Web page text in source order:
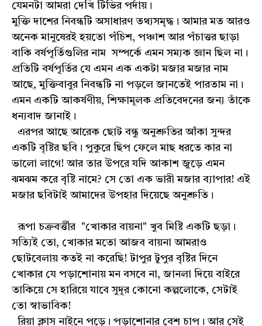
যেমনটা আমরা দেখি টিভির পর্দায়।
মুক্তি দাশের নিবন্ধটি অসাধারণ তথ্যসমৃদ্ধ। আমার মত আরও
অনেক মানুষেরই হয়তো পঁচিশ, পঞ্চাশ আর পঁচাত্তর ছাড়া
বাকি বর্ষপূর্তিগুলির নাম সম্পর্কে এমন সম্যক জ্ঞান ছিল না।
প্রতিটি বর্ষপূর্তির যে এমন এক একটা মজার মজার নাম
আছে, মুক্তিবাবুর নিবন্ধটি না পড়লে জানতেই পারতাম না।
এমন একটি আকর্ষণীয়, শিক্ষামূলক প্রতিবেদনের জন্য তাঁকে
ধন্যবাদ জানাই।
এরপর আছে আরেক ছোট বন্ধু অনুশ্রুতির আঁকা সুন্দর
একটি বৃষ্টির ছবি। পুকুরে ছিপ ফেলে মাছ ধরতে কার না
ভালো লাগে! আর তার উপরে যদি আকাশ জুড়ে এমন
ঝমঝম করে বৃষ্টি নামে? সে তো এক ভারী মজার ব্যাপার! এই
মজার ছবিটাই আমাদের উপহার দিয়েছে অনুশ্রুতি।
রূপা চক্রবর্ত্তীর "খোকার বায়না" খুব মিষ্টি একটি ছড়া।
সত্যিই তো, খোকার মতো আজব বায়না আমরাও
ছোটবেলায় কতই না করেছি! টাপুর টুপুর বৃষ্টির দিনে
খোকার যে পড়াশোনায় মন বসবে না, জানলা দিয়ে বাইরে
তাকিয়ে সে হারিয়ে যাবে সুদূর কোনো কল্পলোকে, সেটাই
তো স্বাভাবিক!
রিয়া ক্লাস নাইনে পড়ে। পড়াশোনার বেশ চাপ। আর সেই